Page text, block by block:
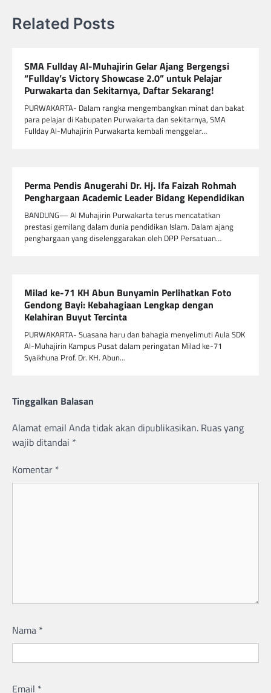
Related Posts
SMA Fullday Al-Muhajirin Gelar Ajang Bergengsi
“Fullday’s Victory Showcase 2.0” untuk Pelajar
Purwakarta dan Sekitarnya, Daftar Sekarang!
PURWAKARTA- Dalam rangka mengembangkan minat dan bakat
para pelajar di Kabupaten Purwakarta dan sekitarnya, SMA
Fullday Al-Muhajirin Purwakarta kembali menggelar…
Perma Pendis Anugerahi Dr. Hj. Ifa Faizah Rohmah
Penghargaan Academic Leader Bidang Kependidikan
BANDUNG— Al Muhajirin Purwakarta terus mencatatkan
prestasi gemilang dalam dunia pendidikan Islam. Dalam ajang
penghargaan yang diselenggarakan oleh DPP Persatuan…
Milad ke-71 KH Abun Bunyamin Perlihatkan Foto
Gendong Bayi: Kebahagiaan Lengkap dengan
Kelahiran Buyut Tercinta
PURWAKARTA- Suasana haru dan bahagia menyelimuti Aula SDK
Al-Muhajirin Kampus Pusat dalam peringatan Milad ke-71
Syaikhuna Prof. Dr. KH. Abun…
Tinggalkan Balasan
Alamat email Anda tidak akan dipublikasikan. Ruas yang
wajib ditandai *
Komentar *
Nama *
Email *